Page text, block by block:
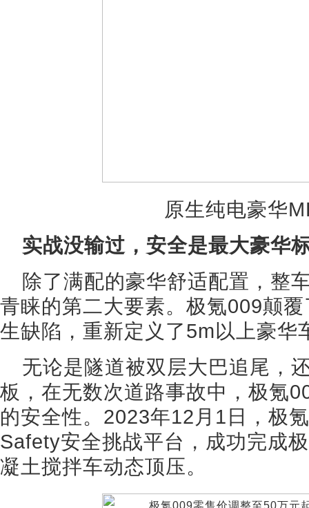
原生纯电豪华
实战没输过，安全是最大豪华
除了满配的豪华舒适配置，整
青睐的第二大要素。极氪009颠
生缺陷，重新定义了5m以上豪华
无论是隧道被双层大巴追尾，
板，在无数次道路事故中，极氪
的安全性。2023年12月1日，极
Safety安全挑战平台，成功完成
凝土搅拌车动态顶压。